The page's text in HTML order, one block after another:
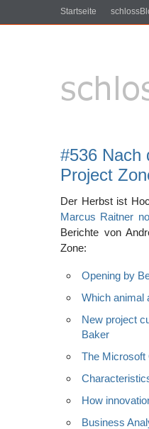
Startseite
#536 Nach
Project
Der Herbst ist
Marcus Raitner
Berichte von
Zone:
Opening by
Which animal
New project
Baker
The Microsoft
How
Business